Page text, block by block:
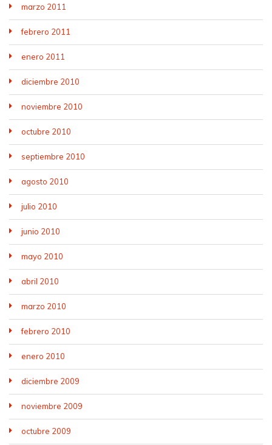
marzo 2011
febrero 2011
enero 2011
diciembre 2010
noviembre 2010
octubre 2010
septiembre 2010
agosto 2010
julio 2010
junio 2010
mayo 2010
abril 2010
marzo 2010
febrero 2010
enero 2010
diciembre 2009
noviembre 2009
octubre 2009